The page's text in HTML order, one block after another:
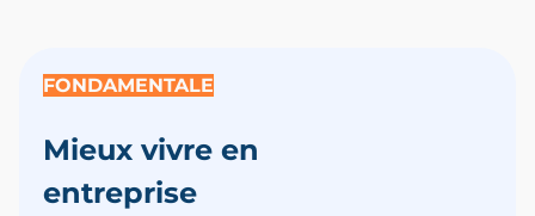
FONDAMENTALE
Mieux vivre en
entreprise